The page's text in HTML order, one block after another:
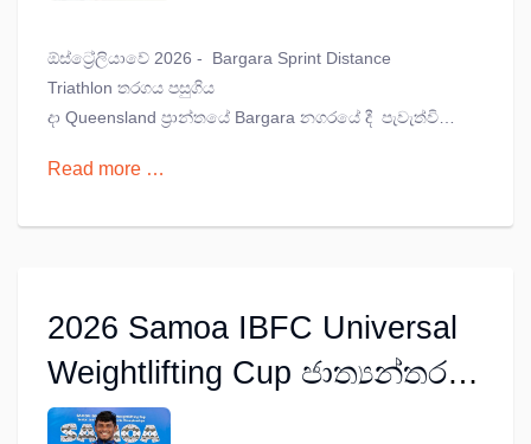
ගනී
ඕස්ට්‍රේලියාවේ 2026 - Bargara Sprint Distance
Triathlon තරගය පසුගිය
දා Queensland ප්‍රාන්තයේ Bargara නගරයේ දී පැවැත්විණි.
ෂේන් අමරසිංහ රන් පදක්කම දිනා ගැනීමට සමත් විය.
Read more …
2026 Samoa IBFC Universal
Weightlifting Cup ජාත්‍යන්තර
බර ඉසිලීමේ තරගාවලියේ රිදී